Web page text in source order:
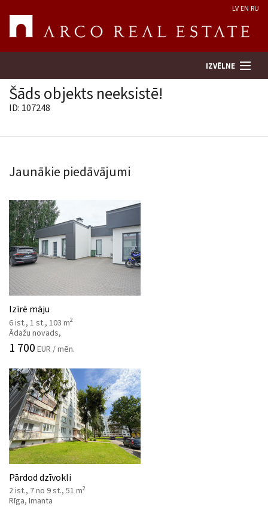
LV EN RU
IZVĒLNE
Uzņēmums
Pakalpojumi
Kontakti
Šāds objekts neeksistē!
ID: 107248
Jaunākie piedāvājumi
Izīrē māju
6 ist., 1 st., 103 m2
Ādažu novads,
1 700 EUR / mēn.
Pārdod dzīvokli
2 ist., 7 no 9 st., 51 m2
Rīga, Imanta